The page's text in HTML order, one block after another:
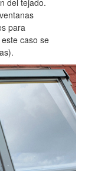
para
caso se